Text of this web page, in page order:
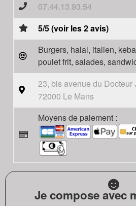
07.44.13.93.54
5/5 (voir les 2 avis)
Burgers, halal, italien,
poulet frit, salades,
23, bis avenue du Docteur
72000 Le Mans
Moyens de paiement :
Je compose avec